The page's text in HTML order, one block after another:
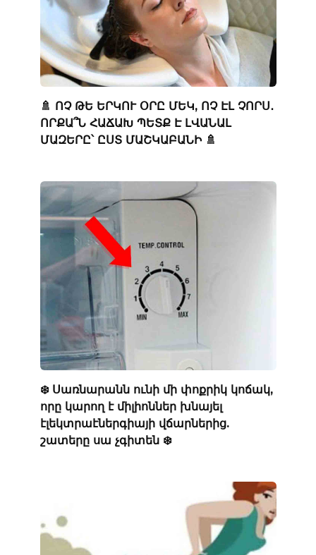
🚿 ՈՉ ԹԵ ԵՐԿՈՒ ՕՐԸ ՄԵԿ, ՈՉ ԷԼ ՉՈՐՍ․
ՈՐՔԱ՞Ն ՀԱՃԱԽ ՊԵՏՔ Է ԼՎԱՆԱԼ
ՄԱԶԵՐԸ՝ ԸՍՏ ՄԱՇԿԱԲԱՆԻ 🚿
❄️ Սառնարանն ունի մի փոքրիկ կոճակ,
որը կարող է միլիոններ խնայել
էլեկտրաէներգիայի վճարներից.
շատերը սա չգիտեն ❄️